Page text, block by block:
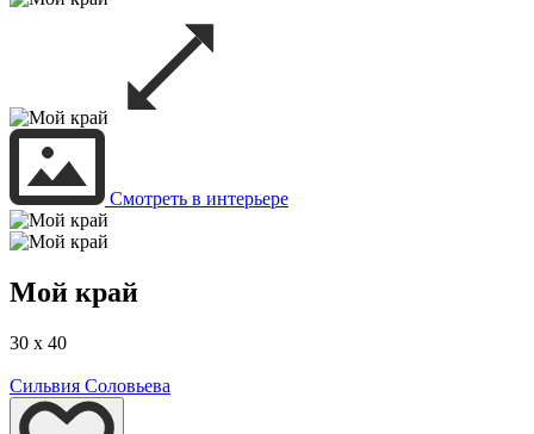
Смотреть в интерьере
Мой край
30 x 40
Сильвия Соловьева